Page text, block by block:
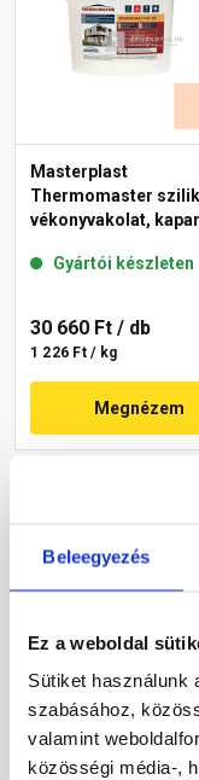
Beleegyezés
Ez a weboldal
Sütiket használunk
szabásához,
valamint
közösségi média-,
Masterplast
Thermomaster
vékonyvakolat,
Gyártói készleten
30 660 Ft / db
1 226 Ft / kg
Megnézem
Masterplast
Thermomaster akril
vékonyvakolat,
gördülőszemcsés 2